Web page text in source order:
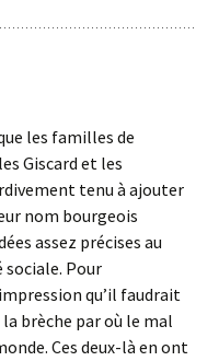
les familles de
Giscard et les
tenu à ajouter
nom bourgeois
assez précises au
Pour
qu’il faudrait
brèche par où le mal
Ces deux-là en ont